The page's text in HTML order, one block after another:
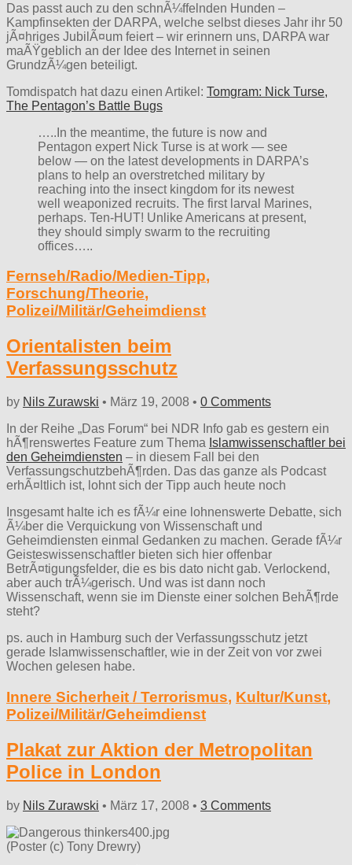
Das passt auch zu den schnÃ¼ffelnden Hunden –
Kampfinsekten der DARPA, welche selbst dieses Jahr ihr 50
jÃ¤hriges JubilÃ¤um feiert – wir erinnern uns, DARPA war
maÃŸgeblich an der Idee des Internet in seinen
GrundzÃ¼gen beteiligt.
Tomdispatch hat dazu einen Artikel: Tomgram: Nick Turse,
The Pentagon’s Battle Bugs
…..In the meantime, the future is now and
Pentagon expert Nick Turse is at work — see
below — on the latest developments in DARPA’s
plans to help an overstretched military by
reaching into the insect kingdom for its newest
well weaponized recruits. The first larval Marines,
perhaps. Ten-HUT! Unlike Americans at present,
they should simply swarm to the recruiting
offices…..
Fernseh/Radio/Medien-Tipp,
Forschung/Theorie,
Polizei/Militär/Geheimdienst
Orientalisten beim
Verfassungsschutz
by Nils Zurawski • März 19, 2008 • 0 Comments
In der Reihe „Das Forum“ bei NDR Info gab es gestern ein
hÃ¶renswertes Feature zum Thema Islamwissenschaftler bei
den Geheimdiensten – in diesem Fall bei den
VerfassungschutzbehÃ¶rden. Das das ganze als Podcast
erhÃ¤ltlich ist, lohnt sich der Tipp auch heute noch
Insgesamt halte ich es fÃ¼r eine lohnenswerte Debatte, sich
Ã¼ber die Verquickung von Wissenschaft und
Geheimdiensten einmal Gedanken zu machen. Gerade fÃ¼r
Geisteswissenschaftler bieten sich hier offenbar
BetrÃ¤tigungsfelder, die es bis dato nicht gab. Verlockend,
aber auch trÃ¼gerisch. Und was ist dann noch
Wissenschaft, wenn sie im Dienste einer solchen BehÃ¶rde
steht?
ps. auch in Hamburg such der Verfassungsschutz jetzt
gerade Islamwissenschaftler, wie in der Zeit von vor zwei
Wochen gelesen habe.
Innere Sicherheit / Terrorismus, Kultur/Kunst,
Polizei/Militär/Geheimdienst
Plakat zur Aktion der Metropolitan
Police in London
by Nils Zurawski • März 17, 2008 • 3 Comments
(Poster (c) Tony Drewry)